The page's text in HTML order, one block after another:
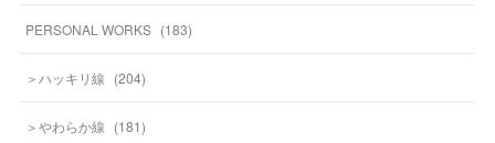
PERSONAL WORKS (183)
＞ハッキリ線 (204)
＞やわらか線 (181)